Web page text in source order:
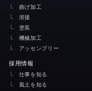
曲げ加工
溶接
塗装
機械加工
アッセンブリー
採用情報
仕事を知る
風土を知る